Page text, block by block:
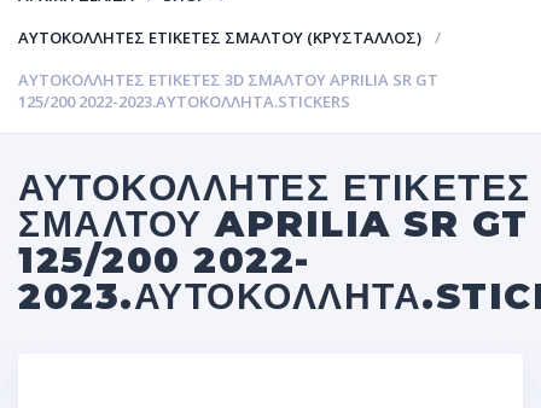
ΑΥΤΟΚΌΛΛΗΤΕΣ ΕΤΙΚΈΤΕΣ ΣΜΆΛΤΟΥ (ΚΡΥΣΤΑΛΛΟΣ)
ΑΥΤΟΚΌΛΛΗΤΕΣ ΕΤΙΚΈΤΕΣ 3D ΣΜΆΛΤΟΥ APRILIA SR GT
125/200 2022-2023.ΑΥΤΟΚΌΛΛΗΤΑ.STICKERS
ΑΥΤΟΚΌΛΛΗΤΕΣ ΕΤΙΚΈΤΕΣ
ΣΜΆΛΤΟΥ APRILIA SR GT
125/200 2022-